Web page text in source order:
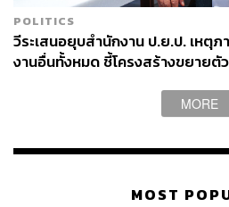
POLITICS
วีระเสนอยุบสำนักงาน ป.ย.ป. เหตุ
งานอื่นทั้งหมด ชี้โครงสร้างขยายตั
MORE
MOST